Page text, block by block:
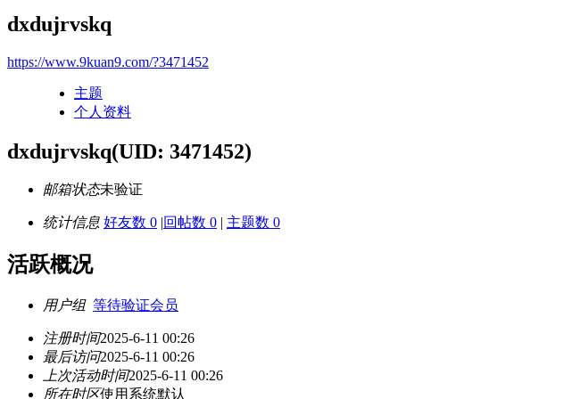
dxdujrvskq
https://www.9kuan9.com/?3471452
主题
个人资料
dxdujrvskq(UID: 3471452)
邮箱状态未验证
统计信息 好友数 0 |回帖数 0 | 主题数 0
活跃概况
用户组 等待验证会员
注册时间2025-6-11 00:26
最后访问2025-6-11 00:26
上次活动时间2025-6-11 00:26
所在时区使用系统默认